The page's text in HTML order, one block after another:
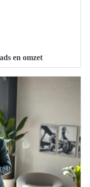
en omzet